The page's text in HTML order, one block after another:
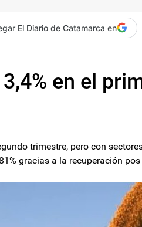
El Diario de Catamarca en
en el
trimestre, pero con
gracias a la recuperación